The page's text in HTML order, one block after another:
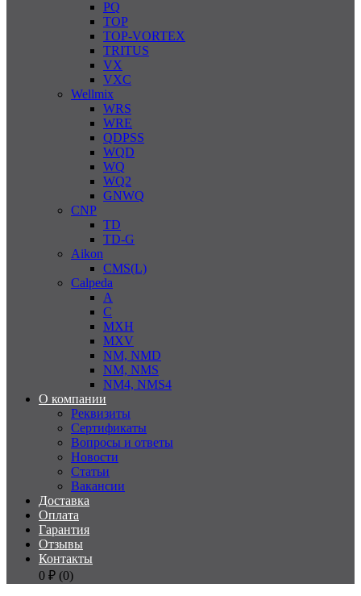
PQ
TOP
TOP-VORTEX
TRITUS
VX
VXC
Wellmix
WRS
WRE
QDPSS
WQD
WQ
WQ2
GNWQ
CNP
TD
TD-G
Aikon
CMS(L)
Calpeda
A
C
MXH
MXV
NM, NMD
NM, NMS
NM4, NMS4
О компании
Реквизиты
Сертификаты
Вопросы и ответы
Новости
Статьи
Вакансии
Доставка
Оплата
Гарантия
Отзывы
Контакты
0 ₽ (0)